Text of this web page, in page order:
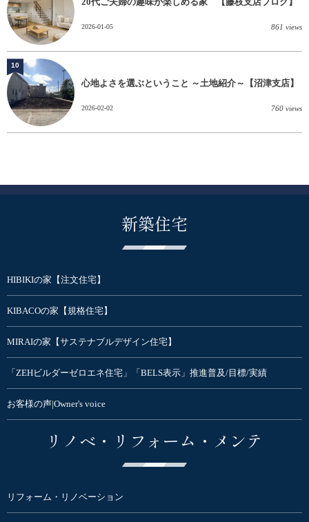
2026-01-05 861 views
心地よさを選ぶということ ～土地紹介～【沼津支店】
2026-02-02 760 views
10
新築住宅
HIBIKIの家【注文住宅】
KIBACOの家【規格住宅】
MIRAIの家【サステナブルデザイン住宅】
「ZEHビルダーゼロエネ住宅」「BELS表示」推進普及/目標/実績
お客様の声|Owner's voice
リノベ・リフォーム・メンテ
リフォーム・リノベーション